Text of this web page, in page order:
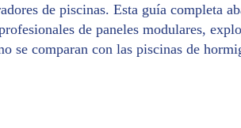
de piscinas. Esta guía completa
de paneles modulares,
se comparan con las piscinas de